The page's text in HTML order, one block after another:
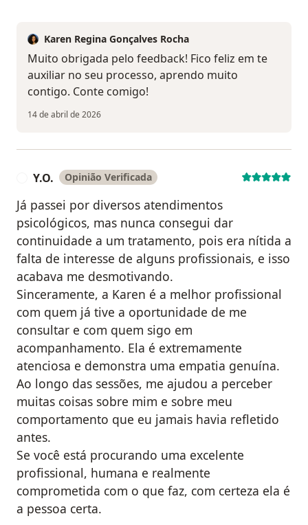
Karen Regina Gonçalves Rocha
Muito obrigada pelo feedback! Fico feliz em te
auxiliar no seu processo, aprendo muito
contigo. Conte comigo!
14 de abril de 2026
Y.O. Opinião Verificada
Já passei por diversos atendimentos
psicológicos, mas nunca consegui dar
continuidade a um tratamento, pois era nítida a
falta de interesse de alguns profissionais, e isso
acabava me desmotivando.
Sinceramente, a Karen é a melhor profissional
com quem já tive a oportunidade de me
consultar e com quem sigo em
acompanhamento. Ela é extremamente
atenciosa e demonstra uma empatia genuína.
Ao longo das sessões, me ajudou a perceber
muitas coisas sobre mim e sobre meu
comportamento que eu jamais havia refletido
antes.
Se você está procurando uma excelente
profissional, humana e realmente
comprometida com o que faz, com certeza ela é
a pessoa certa.